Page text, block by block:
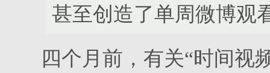
甚至创造了单周微博观
四个月前，有关“时间视